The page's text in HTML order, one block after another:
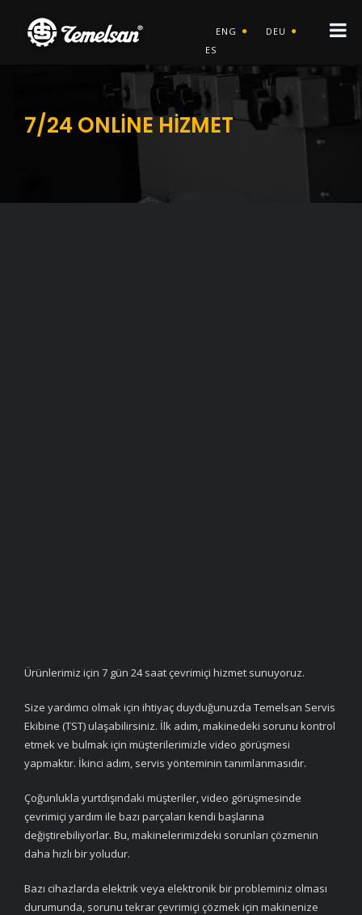
ENG
DEU
ES
7/24 ONLİNE HİZMET
Ürünlerimiz için 7 gün 24 saat çevrimiçi hizmet sunuyoruz.
Size yardımcı olmak için ihtiyaç duyduğunuzda Temelsan Servis
Ekibine (TST) ulaşabilirsiniz. İlk adım, makinedeki sorunu kontrol
etmek ve bulmak için müşterilerimizle video görüşmesi
yapmaktır. İkinci adım, servis yönteminin tanımlanmasıdır.
Çoğunlukla yurtdışındaki müşteriler, video görüşmesinde
çevrimiçi yardım ile bazı parçaları kendi başlarına
değiştirebiliyorlar. Bu, makinelerimizdeki sorunları çözmenin
daha hızlı bir yoludur.
Bazı cihazlarda elektrik veya elektronik bir probleminiz olması
durumunda, sorunu tekrar çevrimiçi çözmek için makinenize